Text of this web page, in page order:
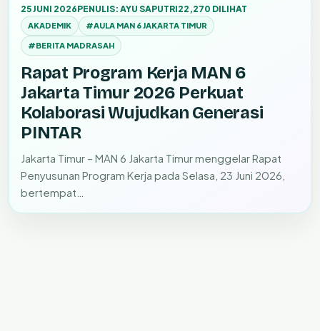
25 JUNI 2026PENULIS: AYU SAPUTRI22,270 DILIHAT
AKADEMIK #AULA MAN 6 JAKARTA TIMUR
#BERITA MADRASAH
Rapat Program Kerja MAN 6
Jakarta Timur 2026 Perkuat
Kolaborasi Wujudkan Generasi
PINTAR
Jakarta Timur – MAN 6 Jakarta Timur menggelar Rapat
Penyusunan Program Kerja pada Selasa, 23 Juni 2026,
bertempat…